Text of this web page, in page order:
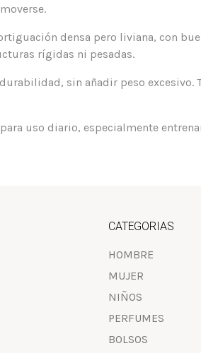
densa pero liviana, con
rígidas ni pesadas.
sin añadir peso
uso diario, especialmente
CATEGORIAS
HOMBRE
MUJER
NIÑOS
PERFUMES
BOLSOS